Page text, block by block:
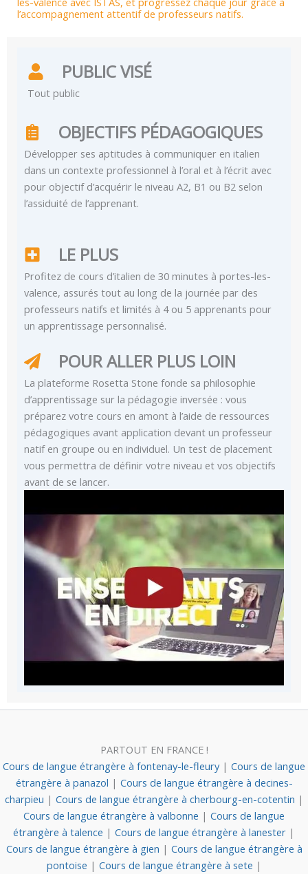
l’accompagnement attentif de professeurs natifs.
PUBLIC VISÉ
Tout public
OBJECTIFS PÉDAGOGIQUES
Développer ses aptitudes à communiquer en italien
dans un contexte professionnel à l’oral et à l’écrit avec
pour objectif d’acquérir le niveau A2, B1 ou B2 selon
l’assiduité de l’apprenant.
LE PLUS
Profitez de cours d’italien de 30 minutes à portes-les-
valence, assurés tout au long de la journée par des
professeurs natifs et limités à 4 ou 5 apprenants pour
un apprentissage personnalisé.
POUR ALLER PLUS LOIN
La plateforme Rosetta Stone fonde sa philosophie
d’apprentissage sur la pédagogie inversée : vous
préparez votre cours en amont à l’aide de ressources
pédagogiques avant application devant un professeur
natif en groupe ou en individuel. Un test de placement
vous permettra de définir votre niveau et vos objectifs
avant de se lancer.
PARTOUT EN FRANCE !
Cours de langue étrangère à fontenay-le-fleury | Cours de langue
étrangère à panazol | Cours de langue étrangère à decines-
charpieu | Cours de langue étrangère à cherbourg-en-cotentin |
Cours de langue étrangère à valbonne | Cours de langue
étrangère à talence | Cours de langue étrangère à lanester |
Cours de langue étrangère à gien | Cours de langue étrangère à
pontoise | Cours de langue étrangère à sete |